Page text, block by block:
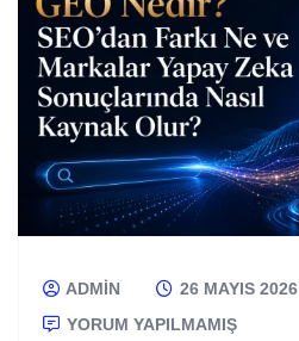
ADMIN
26 MAYIS 2026
YORUM YAPILMAMIŞ